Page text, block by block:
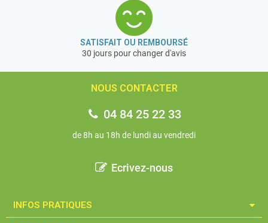
SATISFAIT OU REMBOURSÉ
30 jours pour changer d'avis
NOUS CONTACTER
04 84 25 22 33
de 8h au 18h de lundi au vendredi
Ecrivez-nous
INFOS PRATIQUES​